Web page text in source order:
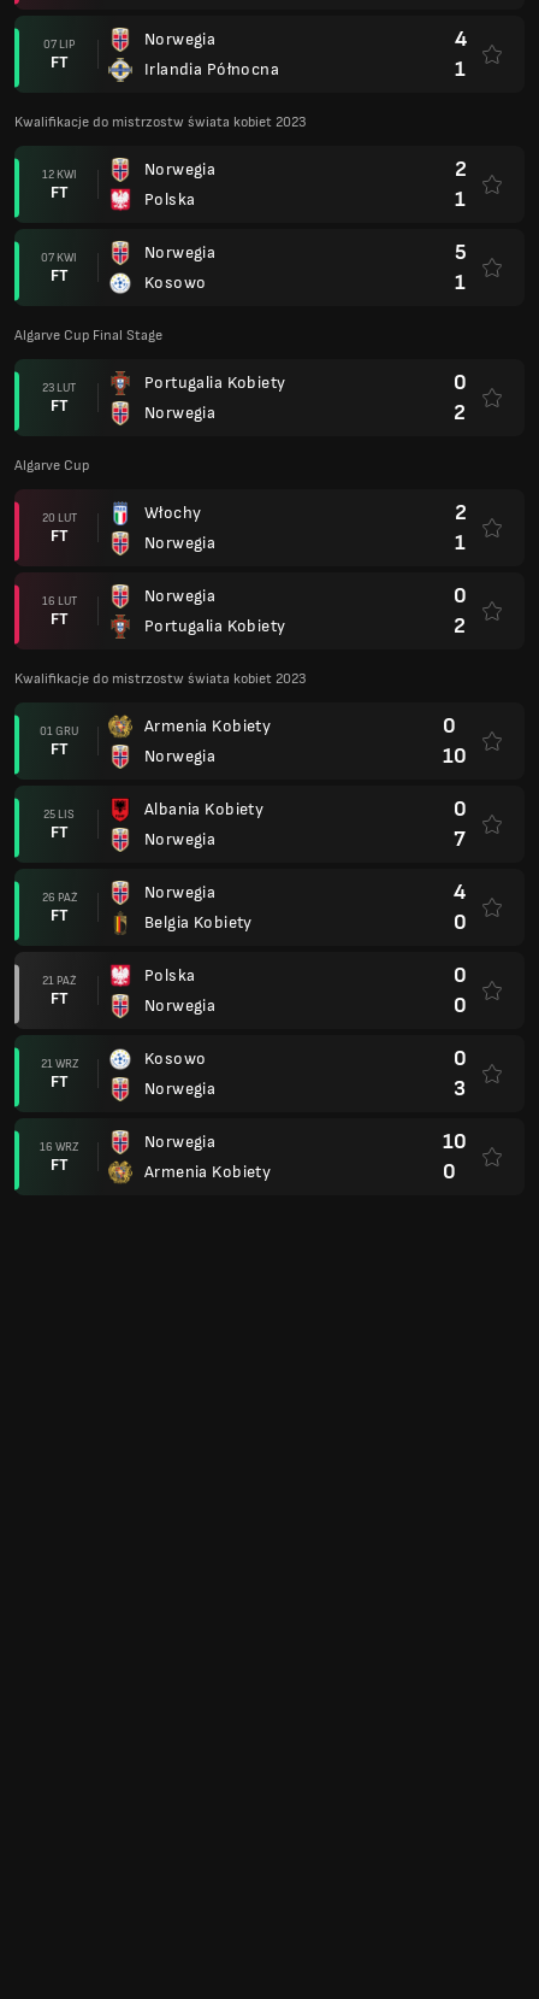
07 LIP
FT
Norwegia
Irlandia Północna
4
1
Kwalifikacje do mistrzostw świata kobiet 2023
12 KWI
FT
Norwegia
Polska
2
1
07 KWI
FT
Norwegia
Kosowo
5
1
Algarve Cup Final Stage
23 LUT
FT
Portugalia Kobiety
Norwegia
0
2
Algarve Cup
20 LUT
FT
Włochy
Norwegia
2
1
16 LUT
FT
Norwegia
Portugalia Kobiety
0
2
Kwalifikacje do mistrzostw świata kobiet 2023
01 GRU
FT
Armenia Kobiety
Norwegia
0
10
25 LIS
FT
Albania Kobiety
Norwegia
0
7
26 PAŹ
FT
Norwegia
Belgia Kobiety
4
0
21 PAŹ
FT
Polska
Norwegia
0
0
21 WRZ
FT
Kosowo
Norwegia
0
3
16 WRZ
FT
Norwegia
Armenia Kobiety
10
0